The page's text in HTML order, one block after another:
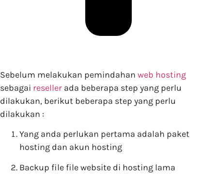
Sebelum melakukan pemindahan web hosting
sebagai reseller ada beberapa step yang perlu
dilakukan, berikut beberapa step yang perlu
dilakukan :
Yang anda perlukan pertama adalah paket
hosting dan akun hosting
Backup file file website di hosting lama